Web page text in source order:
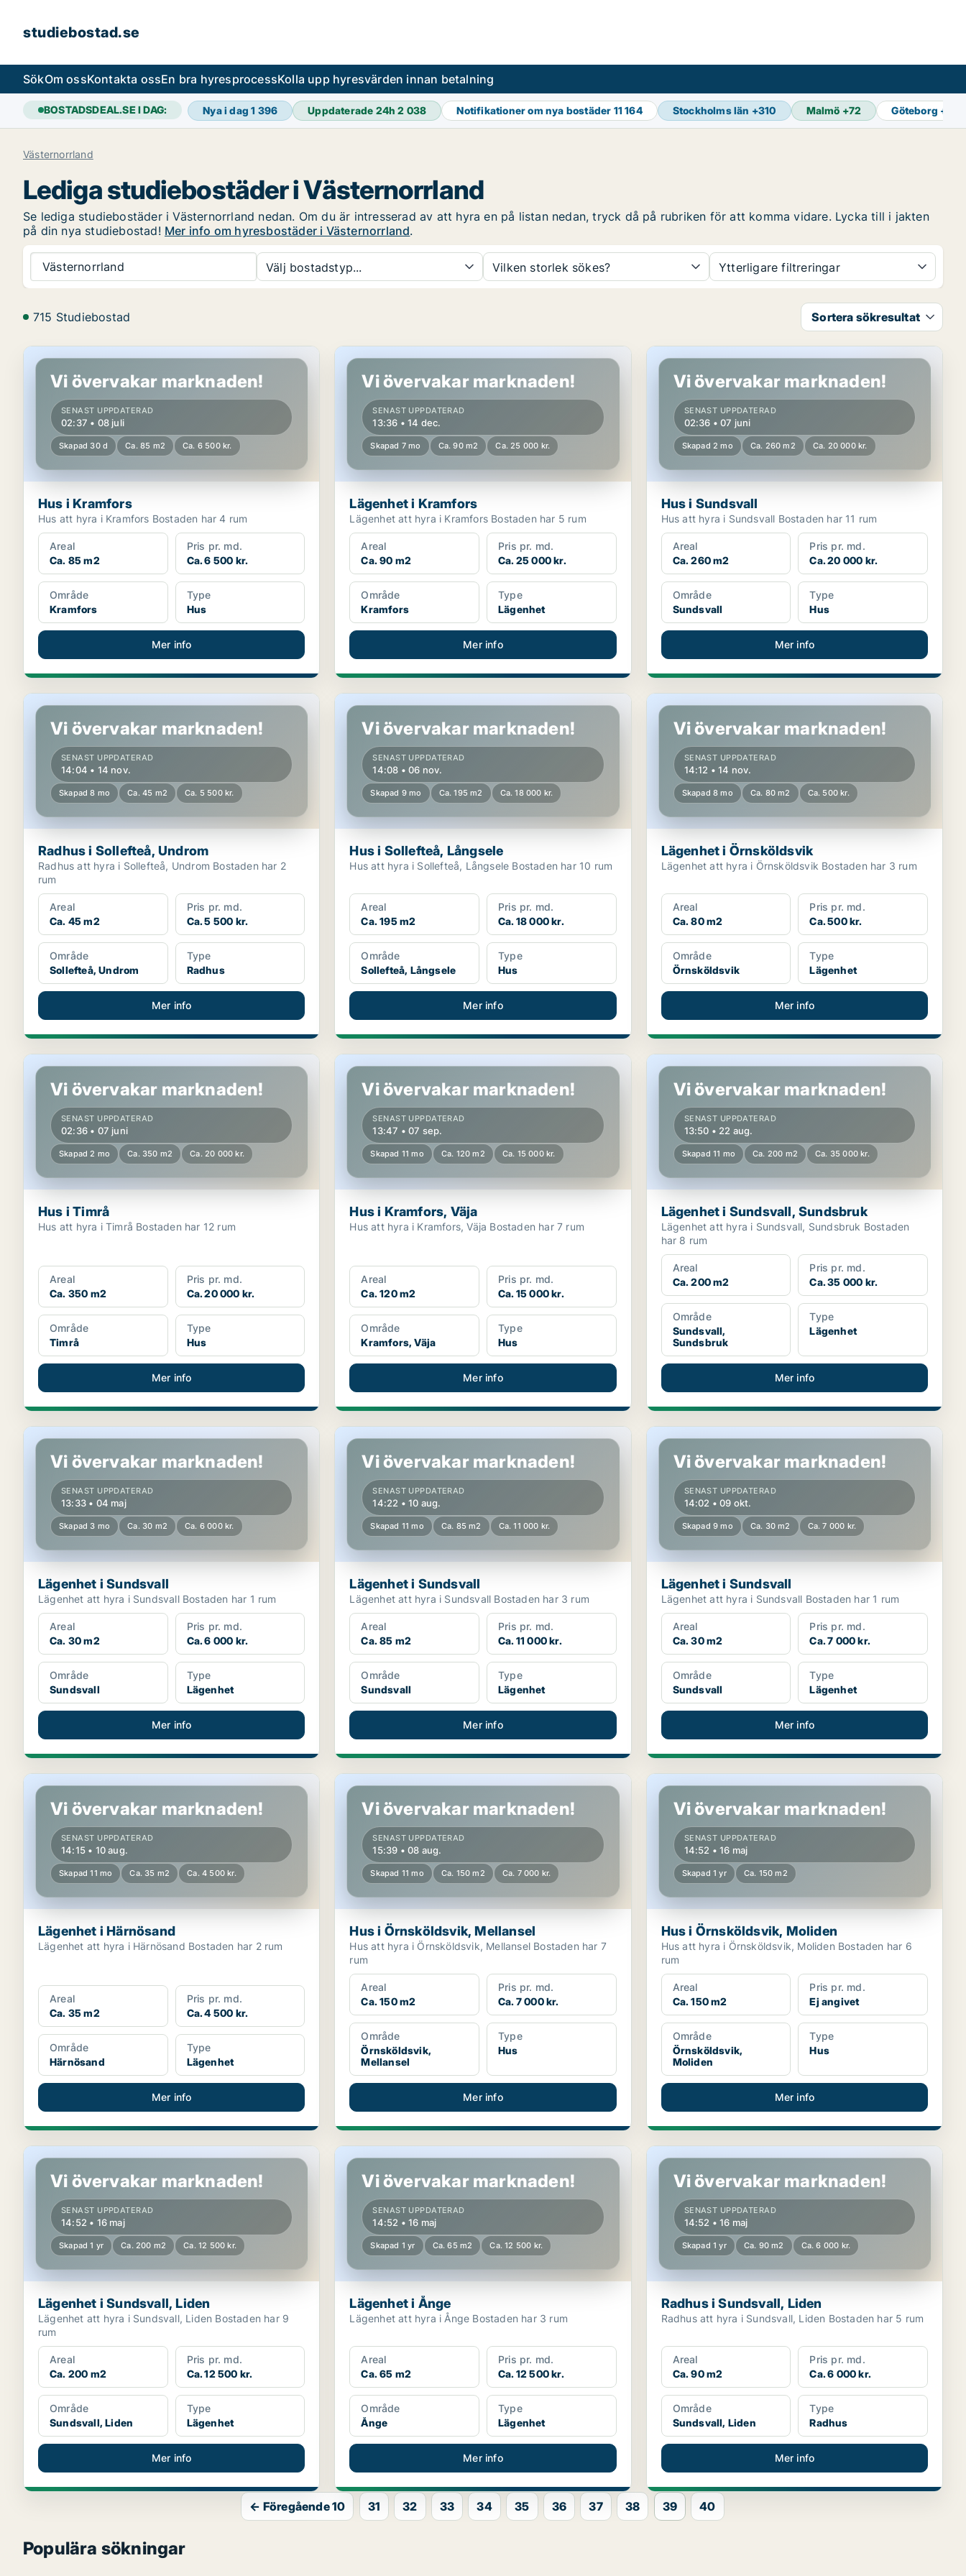
studiebostad.se
SökOm ossKontakta ossEn bra hyresprocessKolla upp hyresvärden innan betalning
BOSTADSDEAL.SE I DAG: Nya i dag1 396 Uppdaterade 24h2 038 Notifikationer om nya bostäder 11 164 Stockholms län +310 Malmö +72 Göteborg +
Västernorrland
Lediga studiebostäder i Västernorrland
Se lediga studiebostäder i Västernorrland nedan. Om du är intresserad av att hyra en på listan nedan, tryck då på rubriken för att komma vidare. Lycka till i jakten
på din nya studiebostad! Mer info om hyresbostäder i Västernorrland.
Västernorrland Välj bostadstyp... Vilken storlek sökes? Ytterligare filtreringar
715 Studiebostad Sortera sökresultat
Hus i Kramfors
Vi övervakar marknaden!
SENAST UPPDATERAD
02:37 • 08 juli
Skapad 30 d Ca. 85 m2 Ca. 6 500 kr.
Hus i Kramfors
Hus att hyra i Kramfors Bostaden har 4 rum
Areal
Ca. 85 m2
Pris pr. md.
Ca. 6 500 kr.
Område
Kramfors
Type
Hus
Mer info
Lägenhet i Kramfors
Vi övervakar marknaden!
SENAST UPPDATERAD
13:36 • 14 dec.
Skapad 7 mo Ca. 90 m2 Ca. 25 000 kr.
Lägenhet i Kramfors
Lägenhet att hyra i Kramfors Bostaden har 5 rum
Areal
Ca. 90 m2
Pris pr. md.
Ca. 25 000 kr.
Område
Kramfors
Type
Lägenhet
Mer info
Hus i Sundsvall
Vi övervakar marknaden!
SENAST UPPDATERAD
02:36 • 07 juni
Skapad 2 mo Ca. 260 m2 Ca. 20 000 kr.
Hus i Sundsvall
Hus att hyra i Sundsvall Bostaden har 11 rum
Areal
Ca. 260 m2
Pris pr. md.
Ca. 20 000 kr.
Område
Sundsvall
Type
Hus
Mer info
Radhus i Sollefteå, Undrom
Vi övervakar marknaden!
SENAST UPPDATERAD
14:04 • 14 nov.
Skapad 8 mo Ca. 45 m2 Ca. 5 500 kr.
Radhus i Sollefteå, Undrom
Radhus att hyra i Sollefteå, Undrom Bostaden har 2
rum
Areal
Ca. 45 m2
Pris pr. md.
Ca. 5 500 kr.
Område
Sollefteå, Undrom
Type
Radhus
Mer info
Hus i Sollefteå, Långsele
Vi övervakar marknaden!
SENAST UPPDATERAD
14:08 • 06 nov.
Skapad 9 mo Ca. 195 m2 Ca. 18 000 kr.
Hus i Sollefteå, Långsele
Hus att hyra i Sollefteå, Långsele Bostaden har 10 rum
Areal
Ca. 195 m2
Pris pr. md.
Ca. 18 000 kr.
Område
Sollefteå, Långsele
Type
Hus
Mer info
Lägenhet i Örnsköldsvik
Vi övervakar marknaden!
SENAST UPPDATERAD
14:12 • 14 nov.
Skapad 8 mo Ca. 80 m2 Ca. 500 kr.
Lägenhet i Örnsköldsvik
Lägenhet att hyra i Örnsköldsvik Bostaden har 3 rum
Areal
Ca. 80 m2
Pris pr. md.
Ca. 500 kr.
Område
Örnsköldsvik
Type
Lägenhet
Mer info
Hus i Timrå
Vi övervakar marknaden!
SENAST UPPDATERAD
02:36 • 07 juni
Skapad 2 mo Ca. 350 m2 Ca. 20 000 kr.
Hus i Timrå
Hus att hyra i Timrå Bostaden har 12 rum
Areal
Ca. 350 m2
Pris pr. md.
Ca. 20 000 kr.
Område
Timrå
Type
Hus
Mer info
Hus i Kramfors, Väja
Vi övervakar marknaden!
SENAST UPPDATERAD
13:47 • 07 sep.
Skapad 11 mo Ca. 120 m2 Ca. 15 000 kr.
Hus i Kramfors, Väja
Hus att hyra i Kramfors, Väja Bostaden har 7 rum
Areal
Ca. 120 m2
Pris pr. md.
Ca. 15 000 kr.
Område
Kramfors, Väja
Type
Hus
Mer info
Lägenhet i Sundsvall, Sundsbruk
Vi övervakar marknaden!
SENAST UPPDATERAD
13:50 • 22 aug.
Skapad 11 mo Ca. 200 m2 Ca. 35 000 kr.
Lägenhet i Sundsvall, Sundsbruk
Lägenhet att hyra i Sundsvall, Sundsbruk Bostaden
har 8 rum
Areal
Ca. 200 m2
Pris pr. md.
Ca. 35 000 kr.
Område
Sundsvall,
Sundsbruk
Type
Lägenhet
Mer info
Lägenhet i Sundsvall
Vi övervakar marknaden!
SENAST UPPDATERAD
13:33 • 04 maj
Skapad 3 mo Ca. 30 m2 Ca. 6 000 kr.
Lägenhet i Sundsvall
Lägenhet att hyra i Sundsvall Bostaden har 1 rum
Areal
Ca. 30 m2
Pris pr. md.
Ca. 6 000 kr.
Område
Sundsvall
Type
Lägenhet
Mer info
Lägenhet i Sundsvall
Vi övervakar marknaden!
SENAST UPPDATERAD
14:22 • 10 aug.
Skapad 11 mo Ca. 85 m2 Ca. 11 000 kr.
Lägenhet i Sundsvall
Lägenhet att hyra i Sundsvall Bostaden har 3 rum
Areal
Ca. 85 m2
Pris pr. md.
Ca. 11 000 kr.
Område
Sundsvall
Type
Lägenhet
Mer info
Lägenhet i Sundsvall
Vi övervakar marknaden!
SENAST UPPDATERAD
14:02 • 09 okt.
Skapad 9 mo Ca. 30 m2 Ca. 7 000 kr.
Lägenhet i Sundsvall
Lägenhet att hyra i Sundsvall Bostaden har 1 rum
Areal
Ca. 30 m2
Pris pr. md.
Ca. 7 000 kr.
Område
Sundsvall
Type
Lägenhet
Mer info
Lägenhet i Härnösand
Vi övervakar marknaden!
SENAST UPPDATERAD
14:15 • 10 aug.
Skapad 11 mo Ca. 35 m2 Ca. 4 500 kr.
Lägenhet i Härnösand
Lägenhet att hyra i Härnösand Bostaden har 2 rum
Areal
Ca. 35 m2
Pris pr. md.
Ca. 4 500 kr.
Område
Härnösand
Type
Lägenhet
Mer info
Hus i Örnsköldsvik, Mellansel
Vi övervakar marknaden!
SENAST UPPDATERAD
15:39 • 08 aug.
Skapad 11 mo Ca. 150 m2 Ca. 7 000 kr.
Hus i Örnsköldsvik, Mellansel
Hus att hyra i Örnsköldsvik, Mellansel Bostaden har 7
rum
Areal
Ca. 150 m2
Pris pr. md.
Ca. 7 000 kr.
Område
Örnsköldsvik,
Mellansel
Type
Hus
Mer info
Hus i Örnsköldsvik, Moliden
Vi övervakar marknaden!
SENAST UPPDATERAD
14:52 • 16 maj
Skapad 1 yr Ca. 150 m2
Hus i Örnsköldsvik, Moliden
Hus att hyra i Örnsköldsvik, Moliden Bostaden har 6
rum
Areal
Ca. 150 m2
Pris pr. md.
Ej angivet
Område
Örnsköldsvik,
Moliden
Type
Hus
Mer info
Lägenhet i Sundsvall, Liden
Vi övervakar marknaden!
SENAST UPPDATERAD
14:52 • 16 maj
Skapad 1 yr Ca. 200 m2 Ca. 12 500 kr.
Lägenhet i Sundsvall, Liden
Lägenhet att hyra i Sundsvall, Liden Bostaden har 9
rum
Areal
Ca. 200 m2
Pris pr. md.
Ca. 12 500 kr.
Område
Sundsvall, Liden
Type
Lägenhet
Mer info
Lägenhet i Ånge
Vi övervakar marknaden!
SENAST UPPDATERAD
14:52 • 16 maj
Skapad 1 yr Ca. 65 m2 Ca. 12 500 kr.
Lägenhet i Ånge
Lägenhet att hyra i Ånge Bostaden har 3 rum
Areal
Ca. 65 m2
Pris pr. md.
Ca. 12 500 kr.
Område
Ånge
Type
Lägenhet
Mer info
Radhus i Sundsvall, Liden
Vi övervakar marknaden!
SENAST UPPDATERAD
14:52 • 16 maj
Skapad 1 yr Ca. 90 m2 Ca. 6 000 kr.
Radhus i Sundsvall, Liden
Radhus att hyra i Sundsvall, Liden Bostaden har 5 rum
Areal
Ca. 90 m2
Pris pr. md.
Ca. 6 000 kr.
Område
Sundsvall, Liden
Type
Radhus
Mer info
← Föregående 10 31 32 33 34 35 36 37 38 39 40
Populära sökningar